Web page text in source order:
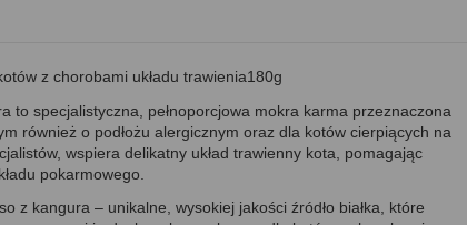
z chorobami układu trawienia180g
to specjalistyczna, pełnoporcjowa mokra karma przeznaczona
również o podłożu alergicznym oraz dla kotów cierpiących na
wspiera delikatny układ trawienny kota, pomagając
pokarmowego.
z kangura – unikalne, wysokiej jakości źródło białka, które